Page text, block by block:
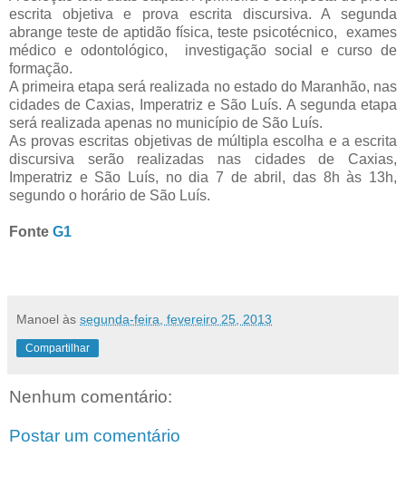
escrita objetiva e prova escrita discursiva. A segunda
abrange teste de aptidão física, teste psicotécnico, exames
médico e odontológico, investigação social e curso de
formação.
A primeira etapa será realizada no estado do Maranhão, nas
cidades de Caxias, Imperatriz e São Luís. A segunda etapa
será realizada apenas no município de São Luís.
As provas escritas objetivas de múltipla escolha e a escrita
discursiva serão realizadas nas cidades de Caxias,
Imperatriz e São Luís, no dia 7 de abril, das 8h às 13h,
segundo o horário de São Luís.
Fonte G1
Manoel às segunda-feira, fevereiro 25, 2013
Compartilhar
Nenhum comentário:
Postar um comentário